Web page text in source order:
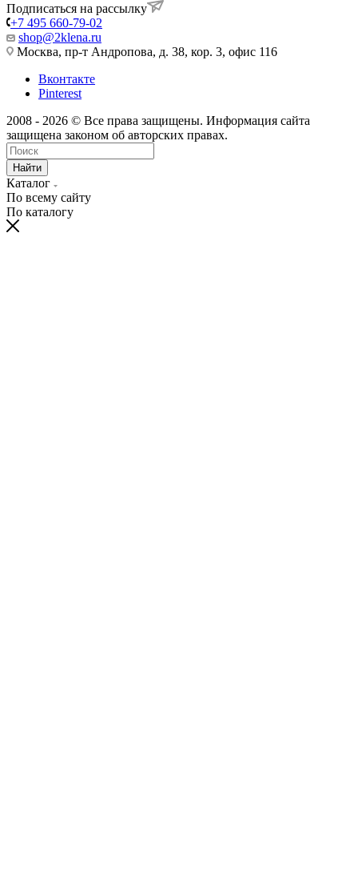
Подписаться на рассылку
+7 495 660-79-02
shop@2klena.ru
Москва, пр-т Андропова, д. 38, кор. 3, офис 116
Вконтакте
Pinterest
2008 - 2026 © Все права защищены. Информация сайта
защищена законом об авторских правах.
Найти
Каталог
По всему сайту
По каталогу